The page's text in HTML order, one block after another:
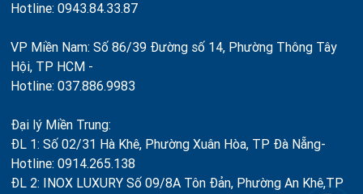
Hotline: 0943.84.33.87
VP Miền Nam: Số 86/39 Đường số 14, Phường Thông Tây
Hội, TP HCM -
Hotline: 037.886.9983
Đại lý Miền Trung:
ĐL 1: Số 02/31 Hà Khê, Phường Xuân Hòa, TP Đà Nẵng-
Hotline: 0914.265.138
ĐL 2: INOX LUXURY Số 09/8A Tôn Đản, Phường An Khê,TP